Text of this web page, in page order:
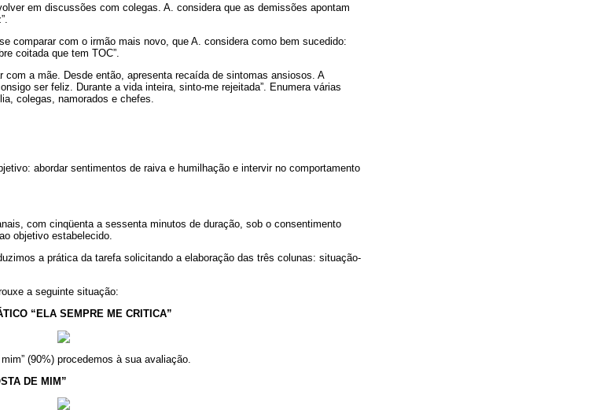
em discussões com colegas. A. considera que as demissões apontam
comparar com o irmão mais novo, que A. considera como bem sucedido:
coitada que tem TOC”.
a mãe. Desde então, apresenta recaída de sintomas ansiosos. A
ser feliz. Durante a vida inteira, sinto-me rejeitada”. Enumera várias
colegas, namorados e chefes.
abordar sentimentos de raiva e humilhação e intervir no comportamento
com cinqüenta a sessenta minutos de duração, sob o consentimento
objetivo estabelecido.
a prática da tarefa solicitando a elaboração das três colunas: situação-
a seguinte situação:
“ELA SEMPRE ME CRITICA”
(90%) procedemos à sua avaliação.
DE MIM”